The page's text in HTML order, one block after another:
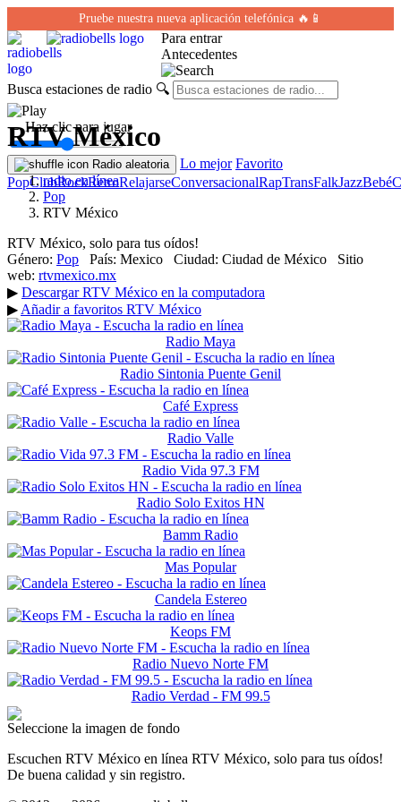
Pruebe nuestra nueva aplicación telefónica 🔥📱
Para entrar
Antecedentes
Busca estaciones de radio 🔍
← Haz clic para jugar
Radio aleatoria Lo mejor Favorito
PopClubRockRetroRelajarseConversacionalRapTransFalkJazzBebé
RTV México
radio en línea
Pop
RTV México
RTV México, solo para tus oídos!
Género: Pop País: Mexico Ciudad: Ciudad de México Sitio
web: rtvmexico.mx
▶ Descargar RTV México en la computadora
▶ Añadir a favoritos RTV México
Radio Maya
Radio Sintonia Puente Genil
Café Express
Radio Valle
Radio Vida 97.3 FM
Radio Solo Exitos HN
Bamm Radio
Mas Popular
Candela Estereo
Keops FM
Radio Nuevo Norte FM
Radio Verdad - FM 99.5
Seleccione la imagen de fondo
Escuchen RTV México en línea RTV México, solo para tus oídos!
De buena calidad y sin registro.